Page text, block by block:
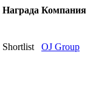
Награда Компания
Shortlist OJ Group